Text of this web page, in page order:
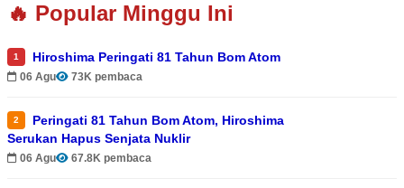
🔥 Popular Minggu Ini
1 Hiroshima Peringati 81 Tahun Bom Atom
06 Agu 73K pembaca
2
Peringati 81 Tahun Bom Atom, Hiroshima
Serukan Hapus Senjata Nuklir
06 Agu 67.8K pembaca